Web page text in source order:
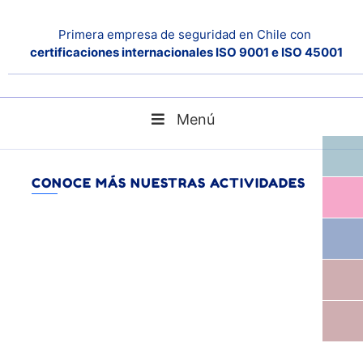
Primera empresa de seguridad en Chile con
certificaciones internacionales ISO 9001 e ISO 45001
Menú
CONOCE MÁS NUESTRAS ACTIVIDADES